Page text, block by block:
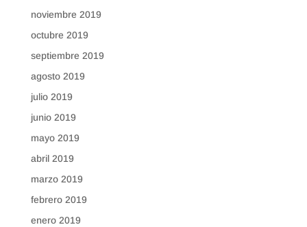
noviembre 2019
octubre 2019
septiembre 2019
agosto 2019
julio 2019
junio 2019
mayo 2019
abril 2019
marzo 2019
febrero 2019
enero 2019